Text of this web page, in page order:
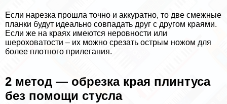
Если нарезка прошла точно и аккуратно, то две смежные
планки будут идеально совпадать друг с другом краями.
Если же на краях имеются неровности или
шероховатости – их можно срезать острым ножом для
более плотного прилегания.
2 метод — обрезка края плинтуса
без помощи стусла